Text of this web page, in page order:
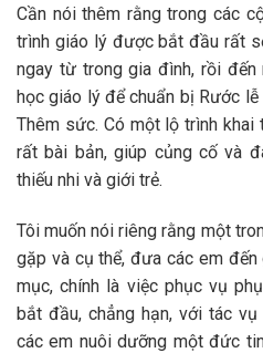
Cần nói thêm rằng trong các
trình giáo lý được bắt đầu rất
ngay từ trong gia đình, rồi
học giáo lý để chuẩn bị Rước
Thêm sức. Có một lộ trình
rất bài bản, giúp củng cố và
thiếu nhi và giới trẻ.
Tôi muốn nói riêng rằng một
gặp và cụ thể, đưa các em
mục, chính là việc phục vụ
bắt đầu, chẳng hạn, với tác
các em nuôi dưỡng một đức